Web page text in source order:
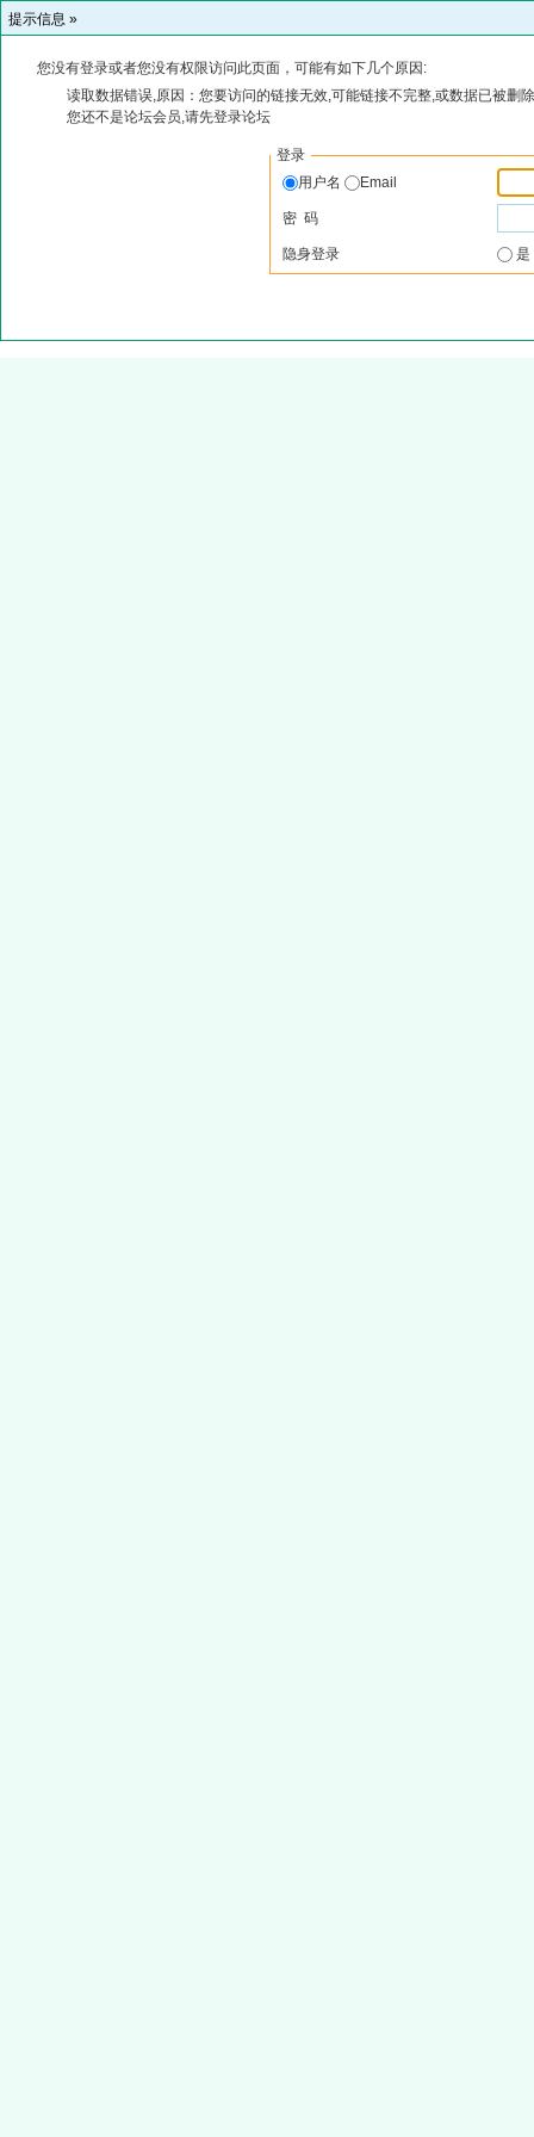
提示信息 »
您没有登录或者您没有权限访问此页面，可能有如下几个原因:
读取数据错误,原因：您要访问的链接无效,可能链接不完整,或数据已被删
您还不是论坛会员,请先登录论坛
登录
用户名
Email
密 码
隐身登录